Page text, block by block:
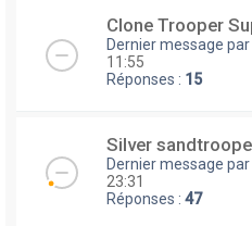
Clone Trooper
Dernier message par
11:55
Réponses : 15
Silver
Dernier message par
23:31
Réponses : 47